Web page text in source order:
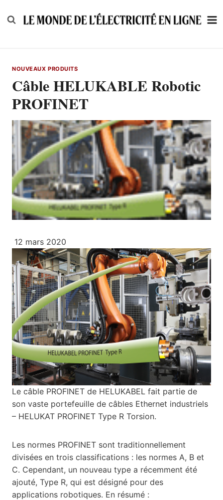
to
NOUVEAUX PRODUITS
Câble HELUKABLE Robotic
PROFINET
12 mars 2020
Le câble PROFINET de HELUKABEL fait partie de
son vaste portefeuille de câbles Ethernet industriels
– HELUKAT PROFINET Type R Torsion.
Les normes PROFINET sont traditionnellement
divisées en trois classifications : les normes A, B et
C. Cependant, un nouveau type a récemment été
ajouté, Type R, qui est désigné pour des
applications robotiques. En résumé :